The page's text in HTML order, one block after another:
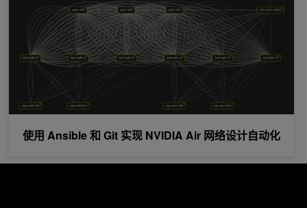
使用 Ansible 和 Git 实现 NVIDIA Air 网络设计自动化